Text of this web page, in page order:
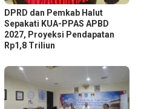
DPRD dan Pemkab Halut
Sepakati KUA-PPAS APBD
2027, Proyeksi Pendapatan
Rp1,8 Triliun